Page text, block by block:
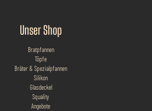
Unser Shop
Bratpfannen
Töpfe
Bräter & Spezialpfannen
Silikon
Glasdeckel
Squality
Angebote